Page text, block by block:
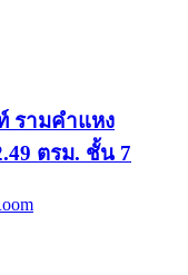
รามคำแหง
ตรม. ชั้น 7